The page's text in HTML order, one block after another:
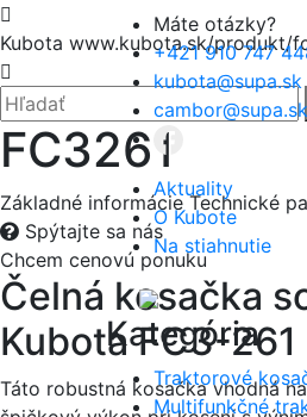
Kubota www.kubota.sk/produkt/
Zatvoriť
Hľadať:
Máte otázky?
+421 910 747
kubota@supa.sk
cambor@supa.sk
Aktuality
O Kubote
Na stiahnutie
Menu
Kategória
Traktorové
Multifunkčné
FC3261
Základné informácie Technické
Spýtajte sa nás
Chcem cenovú ponuku
Čelná kosačka
Kubota FC3-261
Táto robustná kosačka vhodná